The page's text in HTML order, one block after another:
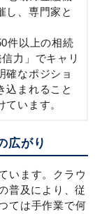
し、専門家と
件以上の相続
力」でキャリ
確なポジショ
込まれること
います。
広がり
います。クラウ
普及により、従
ては手作業で何